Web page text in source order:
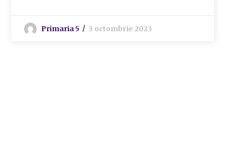
Primaria 5 3 octombrie 2023